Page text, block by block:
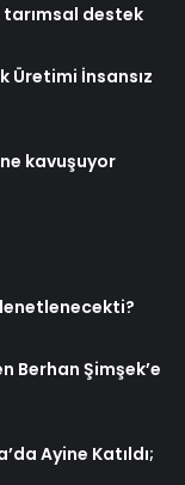
tarımsal destek
Üretimi İnsansız
kavuşuyor
Berhan Şimşek’e
Ayine Katıldı;